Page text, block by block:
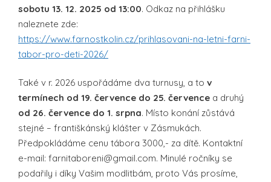
sobotu 13. 12. 2025 od 13:00. Odkaz na přihlášku
naleznete zde:
https://www.farnostkolin.cz/prihlasovani-na-letni-farni-
tabor-pro-deti-2026/
Také v r. 2026 uspořádáme dva turnusy, a to v
termínech od 19. července do 25. července a druhý
od 26. července do 1. srpna. Místo konání zůstává
stejné – františkánský klášter v Zásmukách.
Předpokládáme cenu tábora 3000,- za dítě. Kontaktní
e-mail: farnitaboreni@gmail.com. Minulé ročníky se
podařily i díky Vašim modlitbám, proto Vás prosíme,